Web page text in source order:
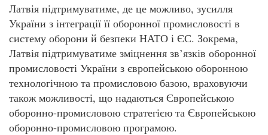
Латвія підтримуватиме, де це можливо, зусилля
України з інтеграції її оборонної промисловості в
систему оборони й безпеки НАТО і ЄС. Зокрема,
Латвія підтримуватиме зміцнення зв’язків оборонної
промисловості України з європейською оборонною
технологічною та промисловою базою, враховуючи
також можливості, що надаються Європейською
оборонно-промисловою стратегією та Європейською
оборонно-промисловою програмою.